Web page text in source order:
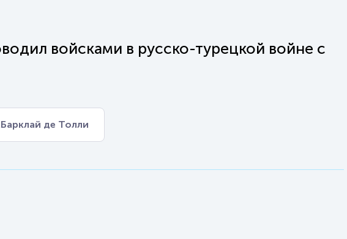
войсками в русско-турецкой войне с
де Толли